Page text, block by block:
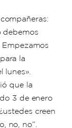
debemos
la
lunes».
que la
3 de enero
creen
no, no”.